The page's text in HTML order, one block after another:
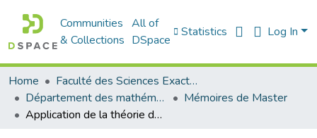
Communities
& Collections
All of
DSpace
Statistics Log In
Home
Faculté des Sciences Exactes et de l'Informatique
Département des mathématiques et informatique
Mémoires de Master
Application de la théorie des ondelettes sous Matlab Dans L imagerie Médicale(Genou :Patella)